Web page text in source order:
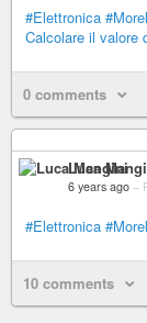
#Elettronica
Calcolare il valore
0 comments
Luca
6 years ago –
#Elettronica
10 comments